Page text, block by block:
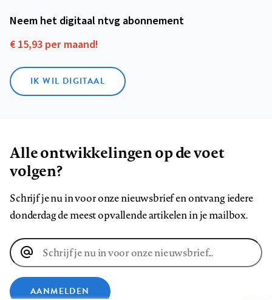
Neem het digitaal ntvg abonnement
€ 15,93 per maand!
IK WIL DIGITAAL
Alle ontwikkelingen op de voet
volgen?
Schrijf je nu in voor onze nieuwsbrief en ontvang iedere
donderdag de meest opvallende artikelen in je mailbox.
E-
mailadres
AANMELDEN